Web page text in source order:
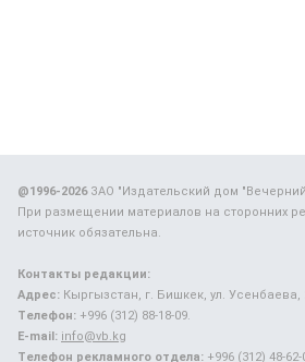
@1996-2026ЗАО "Издательский дом
При размещении материалов на сторонних
источник обязательна.
Контакты редакции:
Адрес: Кыргызстан, г. Бишкек, ул. Усенбаева,
Телефон: +996 (312) 88-18-09.
E-mail: info@vb.kg
Телефон рекламного отдела: +996 (312) 48-62-